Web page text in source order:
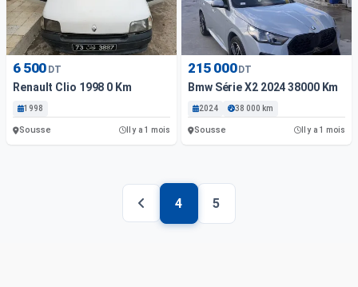
6 500 DT
Renault Clio 1998 0 Km
1998
Sousse Il y a 1 mois
215 000DT
Bmw Série X2 2024 38000 Km
2024 38 000 km
Sousse Il y a 1 mois
4 5